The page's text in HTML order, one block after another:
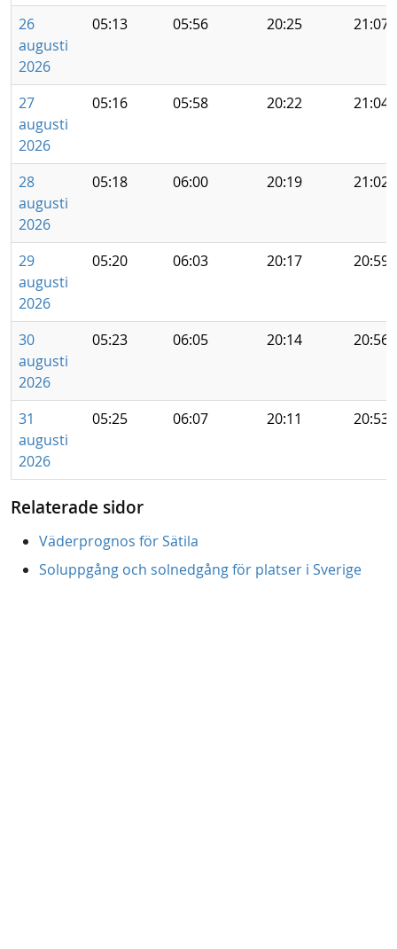
26
augusti
2026
05:13 05:56 20:25 21:07
27
augusti
2026
05:16 05:58 20:22 21:04
28
augusti
2026
05:18 06:00 20:19 21:02
29
augusti
2026
05:20 06:03 20:17 20:59
30
augusti
2026
05:23 06:05 20:14 20:56
31
augusti
2026
05:25 06:07 20:11 20:53
Relaterade sidor
Väderprognos för Sätila
Soluppgång och solnedgång för platser i Sverige